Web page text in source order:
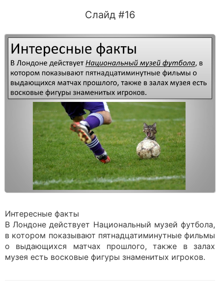
Слайд #16
Интересные факты
В Лондоне действует Национальный музей футбола,
в котором показывают пятнадцатиминутные фильмы
о выдающихся матчах прошлого, также в залах
музея есть восковые фигуры знаменитых игроков.